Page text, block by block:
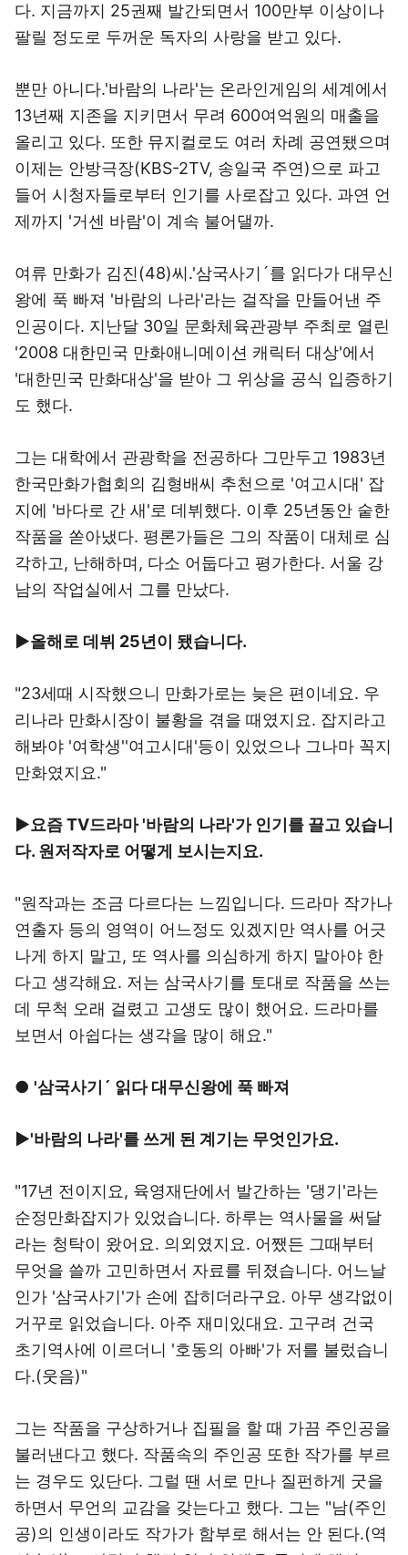
다. 지금까지 25권째 발간되면서 100만부 이상이나
팔릴 정도로 두꺼운 독자의 사랑을 받고 있다.
뿐만 아니다.'바람의 나라'는 온라인게임의 세계에서
13년째 지존을 지키면서 무려 600여억원의 매출을
올리고 있다. 또한 뮤지컬로도 여러 차례 공연됐으며
이제는 안방극장(KBS-2TV, 송일국 주연)으로 파고
들어 시청자들로부터 인기를 사로잡고 있다. 과연 언
제까지 '거센 바람'이 계속 불어댈까.
여류 만화가 김진(48)씨.'삼국사기´를 읽다가 대무신
왕에 푹 빠져 '바람의 나라'라는 걸작을 만들어낸 주
인공이다. 지난달 30일 문화체육관광부 주최로 열린
'2008 대한민국 만화애니메이션 캐릭터 대상'에서
'대한민국 만화대상'을 받아 그 위상을 공식 입증하기
도 했다.
그는 대학에서 관광학을 전공하다 그만두고 1983년
한국만화가협회의 김형배씨 추천으로 '여고시대' 잡
지에 '바다로 간 새'로 데뷔했다. 이후 25년동안 숱한
작품을 쏟아냈다. 평론가들은 그의 작품이 대체로 심
각하고, 난해하며, 다소 어둡다고 평가한다. 서울 강
남의 작업실에서 그를 만났다.
▶올해로 데뷔 25년이 됐습니다.
"23세때 시작했으니 만화가로는 늦은 편이네요. 우
리나라 만화시장이 불황을 겪을 때였지요. 잡지라고
해봐야 '여학생''여고시대'등이 있었으나 그나마 꼭지
만화였지요."
▶요즘 TV드라마 '바람의 나라'가 인기를 끌고 있습니
다. 원저작자로 어떻게 보시는지요.
"원작과는 조금 다르다는 느낌입니다. 드라마 작가나
연출자 등의 영역이 어느정도 있겠지만 역사를 어긋
나게 하지 말고, 또 역사를 의심하게 하지 말아야 한
다고 생각해요. 저는 삼국사기를 토대로 작품을 쓰는
데 무척 오래 걸렸고 고생도 많이 했어요. 드라마를
보면서 아쉽다는 생각을 많이 해요."
● '삼국사기´ 읽다 대무신왕에 푹 빠져
▶'바람의 나라'를 쓰게 된 계기는 무엇인가요.
"17년 전이지요, 육영재단에서 발간하는 '댕기'라는
순정만화잡지가 있었습니다. 하루는 역사물을 써달
라는 청탁이 왔어요. 의외였지요. 어쨌든 그때부터
무엇을 쓸까 고민하면서 자료를 뒤졌습니다. 어느날
인가 '삼국사기'가 손에 잡히더라구요. 아무 생각없이
거꾸로 읽었습니다. 아주 재미있대요. 고구려 건국
초기역사에 이르더니 '호동의 아빠'가 저를 불렀습니
다.(웃음)"
그는 작품을 구상하거나 집필을 할 때 가끔 주인공을
불러낸다고 했다. 작품속의 주인공 또한 작가를 부르
는 경우도 있단다. 그럴 땐 서로 만나 질펀하게 굿을
하면서 무언의 교감을 갖는다고 했다. 그는 "남(주인
공)의 인생이라도 작가가 함부로 해서는 안 된다.(역